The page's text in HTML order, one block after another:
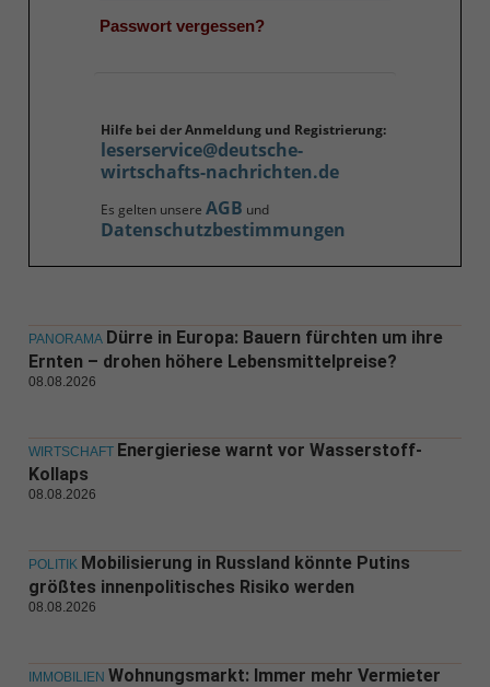
Passwort vergessen?
Hilfe bei der Anmeldung und Registrierung:
leserservice@deutsche-
wirtschafts-nachrichten.de
Es gelten unsere AGB und
Datenschutzbestimmungen
PANORAMA Dürre in Europa: Bauern fürchten um ihre
Ernten – drohen höhere Lebensmittelpreise?
08.08.2026
WIRTSCHAFT Energieriese warnt vor Wasserstoff-
Kollaps
08.08.2026
POLITIK Mobilisierung in Russland könnte Putins
größtes innenpolitisches Risiko werden
08.08.2026
IMMOBILIEN Wohnungsmarkt: Immer mehr Vermieter